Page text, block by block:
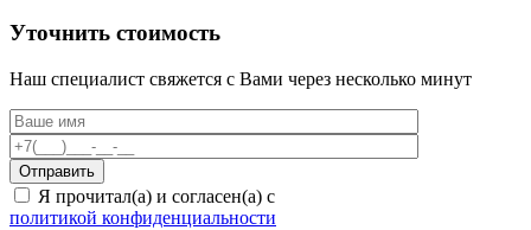
Уточнить стоимость
Наш специалист свяжется с Вами через несколько минут
Я прочитал(а) и согласен(а) с
политикой конфиденциальности